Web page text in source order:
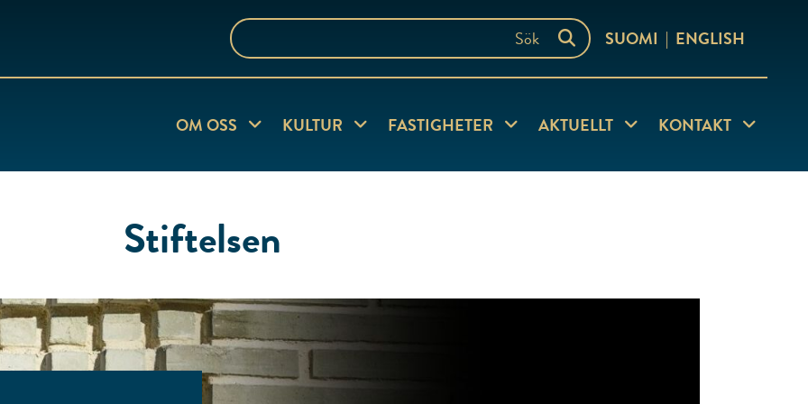
Sök
på
SUOMI ENGLISH
OM OSS Visa undersida
KULTUR Visa undersida
FASTIGHETER Visa undersida
AKTUELLT Visa undersida
KONTAKT Visa
Stiftelsen